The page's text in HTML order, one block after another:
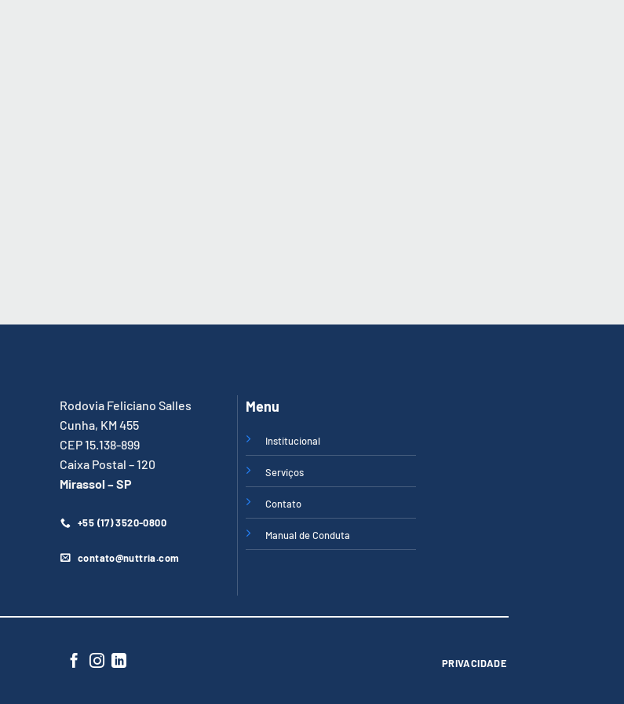
Rodovia Feliciano Salles
Cunha, KM 455
CEP 15.138-899
Caixa Postal – 120
Mirassol – SP
+55 (17) 3520-0800
contato@nuttria.com
Menu
Institucional
Serviços
Contato
Manual de Conduta
PRIVACIDADE